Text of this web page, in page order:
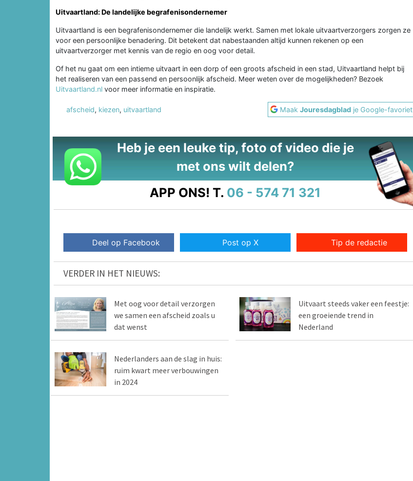
Uitvaartland: De landelijke begrafenisondernemer
Uitvaartland is een begrafenisondernemer die landelijk werkt. Samen met lokale uitvaartverzorgers zorgen ze
voor een persoonlijke benadering. Dit betekent dat nabestaanden altijd kunnen rekenen op een
uitvaartverzorger met kennis van de regio en oog voor detail.
Of het nu gaat om een intieme uitvaart in een dorp of een groots afscheid in een stad, Uitvaartland helpt bij
het realiseren van een passend en persoonlijk afscheid. Meer weten over de mogelijkheden? Bezoek
Uitvaartland.nl voor meer informatie en inspiratie.
afscheid, kiezen, uitvaartland MaakJouresdagblad je Google-favoriet
Heb je een leuke tip, foto of video die je
met ons wilt delen?
APP ONS! T. 06 - 574 71 321
Deel op Facebook Post op X Tip de redactie
VERDER IN HET NIEUWS:
Met oog voor detail verzorgen
we samen een afscheid zoals u
dat wenst
Uitvaart steeds vaker een feestje:
een groeiende trend in
Nederland
Nederlanders aan de slag in huis:
ruim kwart meer verbouwingen
in 2024